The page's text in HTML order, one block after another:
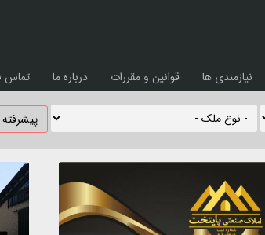
نیازمندی ها قوانین و مقررات درباره ما تماس
پیشرفته